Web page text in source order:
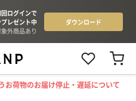
お荷物のお届け停止・遅延について